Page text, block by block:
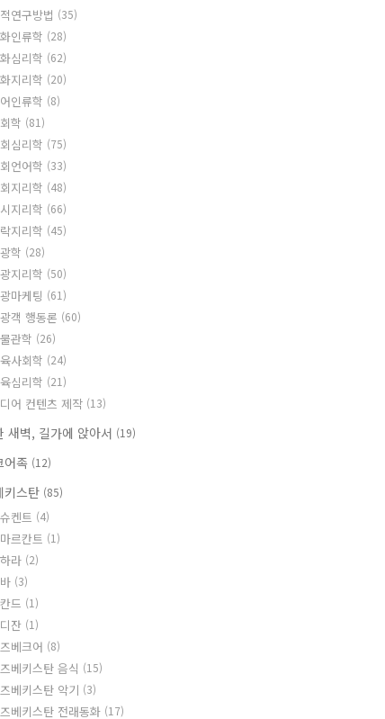
연구방법 (35)
인류학 (28)
심리학 (62)
지리학 (20)
인류학 (8)
학 (81)
심리학 (75)
언어학 (33)
지리학 (48)
지리학 (66)
지리학 (45)
학 (28)
지리학 (50)
마케팅 (61)
객 행동론 (60)
관학 (26)
사회학 (24)
심리학 (21)
어 컨텐츠 제작 (13)
새벽, 길가에 앉아서 (19)
어족 (12)
키스탄 (85)
켄트 (4)
르칸트 (1)
라 (2)
(3)
드 (1)
잔 (1)
베크어 (8)
베키스탄 음식 (15)
베키스탄 악기 (3)
베키스탄 전래동화 (17)